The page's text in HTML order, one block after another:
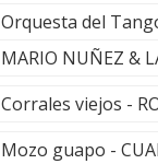
Orquesta del
MARIO NUÑEZ &
Corrales viejos -
Mozo guapo -